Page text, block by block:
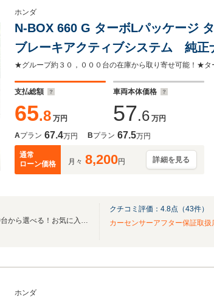
ホンダ
N-BOX 660 G ターボLパッケージ
ブレーキアクティブシステム 純
ー ETC スマートキー クルーズ
ール オートエアコン
支払総額
65.8 万円
車両本体価格
57.6 万円
Aプラン 67.4万円 Bプラン 67.5万円
通常
ローン価格
月々 8,200円 詳細を見る
クチコミ評価： 4.8点（43件）
カーセンサーアフター保証取扱
ホンダ